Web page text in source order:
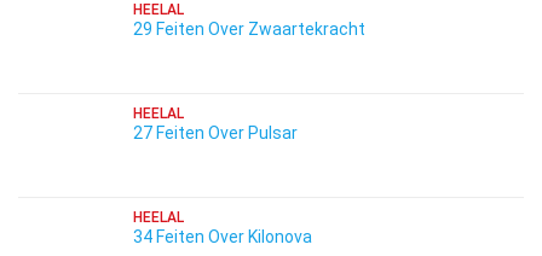
HEELAL
29 Feiten Over Zwaartekracht
HEELAL
27 Feiten Over Pulsar
HEELAL
34 Feiten Over Kilonova